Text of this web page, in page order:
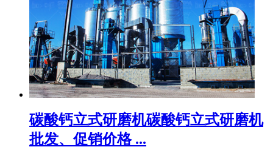
碳酸钙立式研磨机碳酸钙立式研磨机
批发、促销价格 ...